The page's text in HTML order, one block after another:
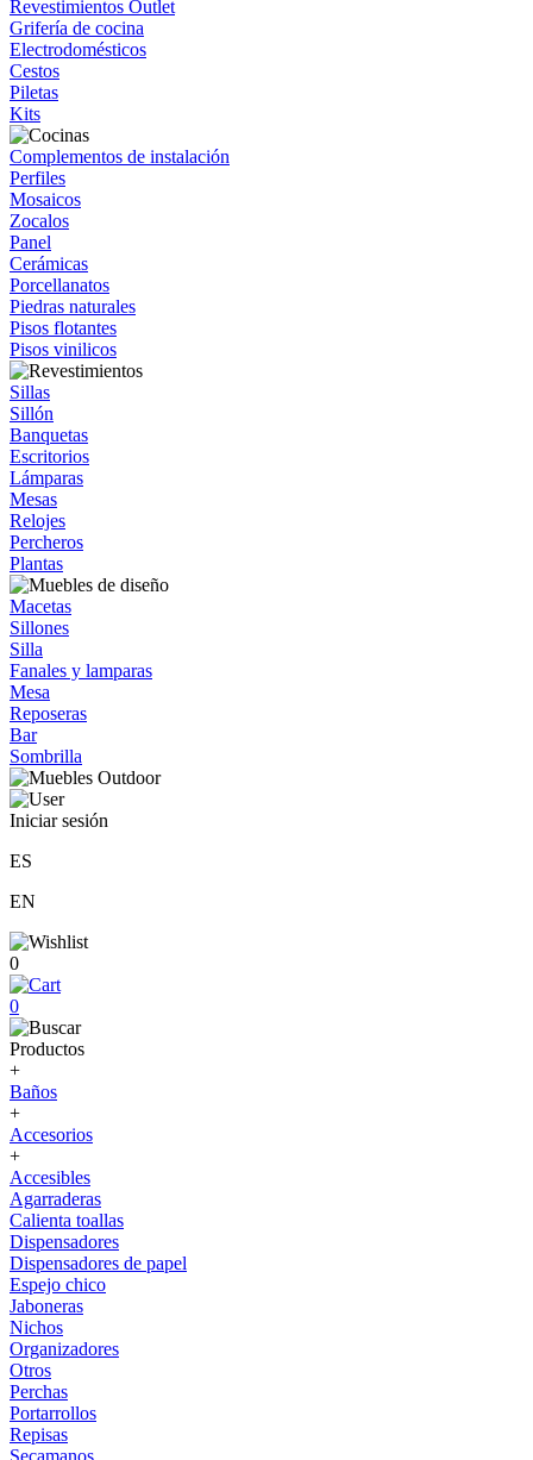
Revestimientos Outlet
Grifería de cocina
Electrodomésticos
Cestos
Piletas
Kits
Complementos de instalación
Perfiles
Mosaicos
Zocalos
Panel
Cerámicas
Porcellanatos
Piedras naturales
Pisos flotantes
Pisos vinilicos
Sillas
Sillón
Banquetas
Escritorios
Lámparas
Mesas
Relojes
Percheros
Plantas
Macetas
Sillones
Silla
Fanales y lamparas
Mesa
Reposeras
Bar
Sombrilla
Iniciar sesión
ES
EN
0
0
Productos
+
Baños
+
Accesorios
+
Accesibles
Agarraderas
Calienta toallas
Dispensadores
Dispensadores de papel
Espejo chico
Jaboneras
Nichos
Organizadores
Otros
Perchas
Portarrollos
Repisas
Secamanos